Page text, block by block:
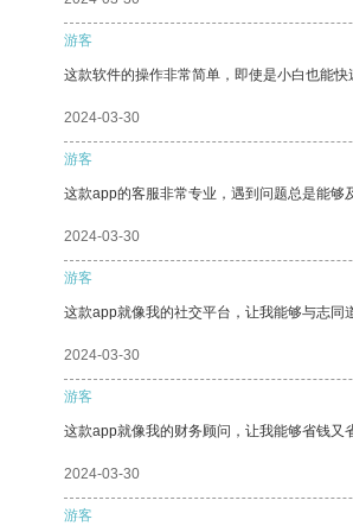
游客
这款软件的操作非常简单，即使是小白也能快
2024-03-30
游客
这款app的客服非常专业，遇到问题总是能够
2024-03-30
游客
这款app就像我的社交平台，让我能够与志同
2024-03-30
游客
这款app就像我的财务顾问，让我能够省钱又
2024-03-30
游客